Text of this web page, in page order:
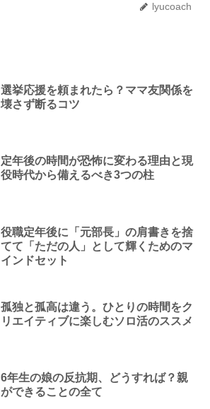
lyucoach
選挙応援を頼まれたら？ママ友関係を
壊さず断るコツ
定年後の時間が恐怖に変わる理由と現
役時代から備えるべき3つの柱
役職定年後に「元部長」の肩書きを捨
てて「ただの人」として輝くためのマ
インドセット
孤独と孤高は違う。ひとりの時間をク
リエイティブに楽しむソロ活のススメ
6年生の娘の反抗期、どうすれば？親
ができることの全て